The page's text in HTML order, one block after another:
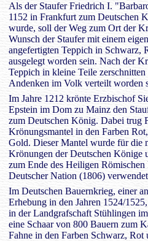
Als der Staufer Friedrich I.
1152 in Frankfurt zum Deutschen
wurde, soll der Weg zum Ort der
Wunsch der Staufer mit einem
angefertigten Teppich in Schwarz,
ausgelegt worden sein. Nach der
Teppich in kleine Teile zerschnitten
Andenken im Volk verteilt worden
Im Jahre 1212 krönte Erzbischof
Epstein im Dom zu Mainz den
zum Deutschen König. Dabei trug
Krönungsmantel in den Farben
Gold. Dieser Mantel wurde für die
Krönungen der Deutschen Könige
zum Ende des Heiligen Römischen
Deutscher Nation (1806)
Im Deutschen Bauernkrieg, einer
Erhebung in den Jahren 1524/
in der Landgrafschaft Stühlingen
eine Schaar von 800 Bauern zum
Fahne in den Farben Schwarz, Rot